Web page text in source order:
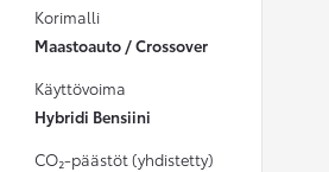
Korimalli
Maastoauto / Crossover
Käyttövoima
Hybridi Bensiini
CO₂-päästöt (yhdistetty)